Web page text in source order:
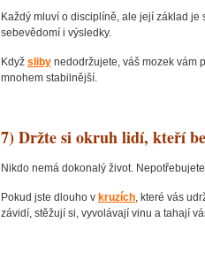
Každý mluví o disciplíně, ale její základ je
sebevědomí i výsledky.
Když sliby nedodržujete, váš mozek vám
mnohem stabilnější.
7) Držte si okruh lidí, kteří
Nikdo nemá dokonalý život.
Pokud jste dlouho v kruzích, které vás
závidí, stěžují si, vyvolávají vinu a tahají